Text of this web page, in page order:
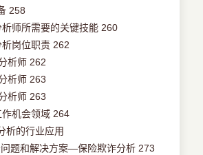
258
师所需要的关键技能 260
岗位职责 262
析师 262
析师 263
析师 263
机会领域 264
析的行业应用
题和解决方案—保险欺诈分析 273